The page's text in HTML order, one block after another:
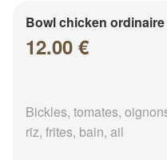
Bowl chicken ordinaire
12.00 €
Bickles, tomates,
riz, frites, bain, ail